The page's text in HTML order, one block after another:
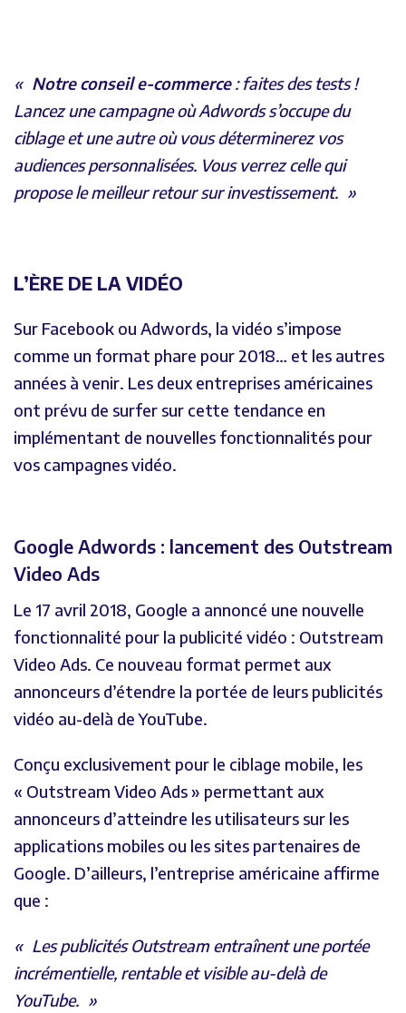
Notre conseil e-commerce: faites des tests !
Lancez une campagne où Adwords s’occupe du
ciblage et une autre où vous déterminerez vos
audiences personnalisées. Vous verrez celle qui
propose le meilleur retour sur investissement.
L’ÈRE DE LA VIDÉO
Sur Facebook ou Adwords, la vidéo s’impose
comme un format phare pour 2018… et les autres
années à venir. Les deux entreprises américaines
ont prévu de surfer sur cette tendance en
implémentant de nouvelles fonctionnalités pour
vos campagnes vidéo.
Google Adwords : lancement des Outstream
Video Ads
Le 17 avril 2018, Google a annoncé une nouvelle
fonctionnalité pour la publicité vidéo : Outstream
Video Ads. Ce nouveau format permet aux
annonceurs d’étendre la portée de leurs publicités
vidéo au-delà de YouTube.
Conçu exclusivement pour le ciblage mobile, les
« Outstream Video Ads » permettant aux
annonceurs d’atteindre les utilisateurs sur les
applications mobiles ou les sites partenaires de
Google. D’ailleurs, l’entreprise américaine affirme
que :
Les publicités Outstream entraînent une portée
incrémentielle, rentable et visible au-delà de
YouTube.